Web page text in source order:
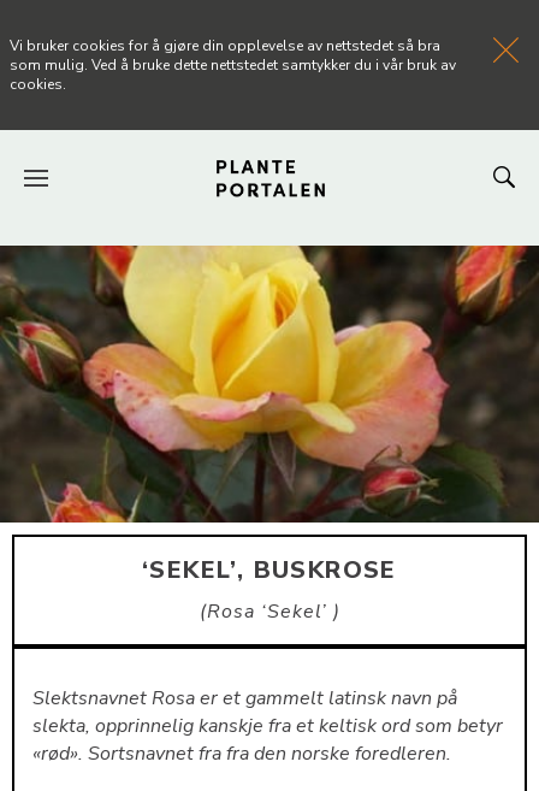
FORSIDEN
NYHETER
ARTIKLER
OM PLANTEPORTALEN
KONTAKT
Vi bruker cookies for å gjøre din opplevelse av nettstedet så bra
som mulig. Ved å bruke dette nettstedet samtykker du i vår bruk av
cookies.
‘SEKEL’, BUSKROSE
Rosa ‘Sekel’
Slektsnavnet Rosa er et gammelt latinsk navn på
slekta, opprinnelig kanskje fra et keltisk ord som betyr
«rød». Sortsnavnet fra fra den norske foredleren.